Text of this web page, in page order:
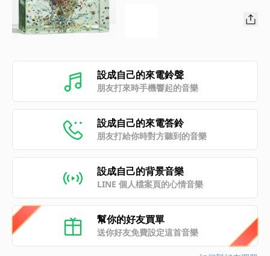
設成自己的來電鈴聲
朋友打來時手機響起的音樂
設成自己的來電答鈴
朋友打給你時對方聽到的音樂
設成自己的背景音樂
LINE 個人檔案頁的心情音樂
幫你的好友買單
送你好友免費設定這首音樂